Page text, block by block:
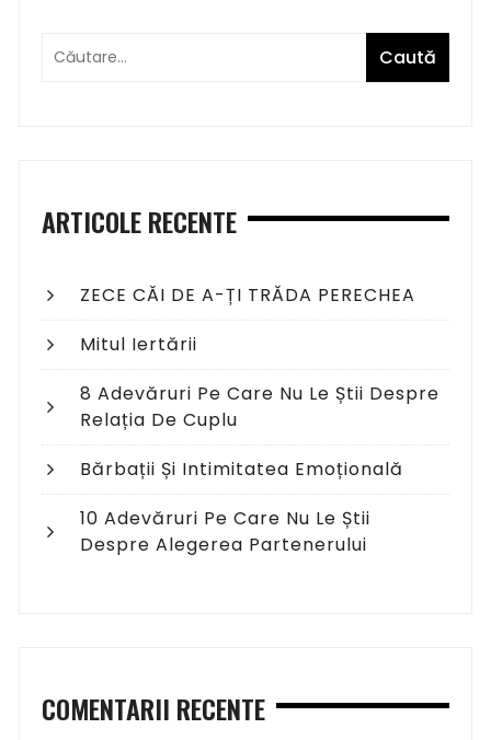
ARTICOLE RECENTE
ZECE CĂI DE A-ȚI TRĂDA PERECHEA
Mitul Iertării
8 Adevăruri Pe Care Nu Le Știi Despre
Relația De Cuplu
Bărbații Și Intimitatea Emoțională
10 Adevăruri Pe Care Nu Le Știi
Despre Alegerea Partenerului
COMENTARII RECENTE